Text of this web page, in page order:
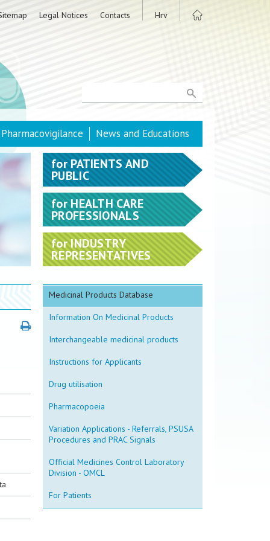
Legal Notices Contacts Hrv
Pharmacovigilance News and Educations
forPATIENTS AND
PUBLIC
forHEALTH CARE
PROFESSIONALS
forINDUSTRY
REPRESENTATIVES
Medicinal Products Database
Information On Medicinal Products
Interchangeable medicinal products
Instructions for Applicants
Drug utilisation
Pharmacopoeia
Variation Applications - Referrals, PSUSA
Procedures and PRAC Signals
Official Medicines Control Laboratory
Division - OMCL
For Patients